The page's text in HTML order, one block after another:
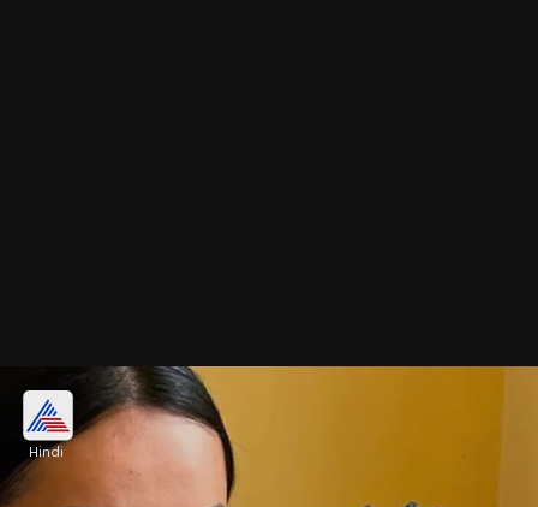
रेड व्हाइट बैंगल
रेड व्हाइट बैंगल डिजाइन को खूबसूरत लुक देने के लिए आप
गोल्डन बैंगल एड करें। चाहे तो स्पारकल बैंगल खरीदें।
Hindi